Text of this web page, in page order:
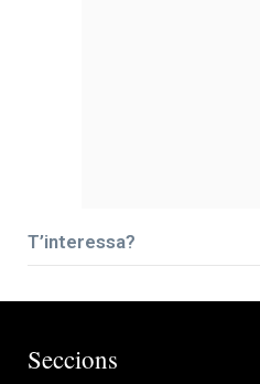
T’interessa?
Seccions